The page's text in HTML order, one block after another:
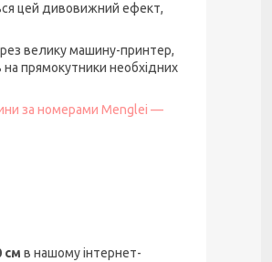
цей дивовижний ефект,
велику машину-принтер,
прямокутники необхідних
за номерами Menglei —
см в нашому інтернет-